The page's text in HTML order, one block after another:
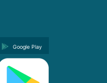
Google Play